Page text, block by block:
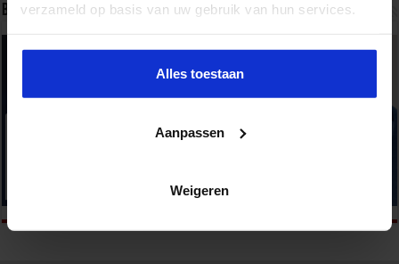
verzameld op basis van uw gebruik van hun services.
Alles toestaan
Aanpassen
Weigeren
Bekijk onze opleidingen